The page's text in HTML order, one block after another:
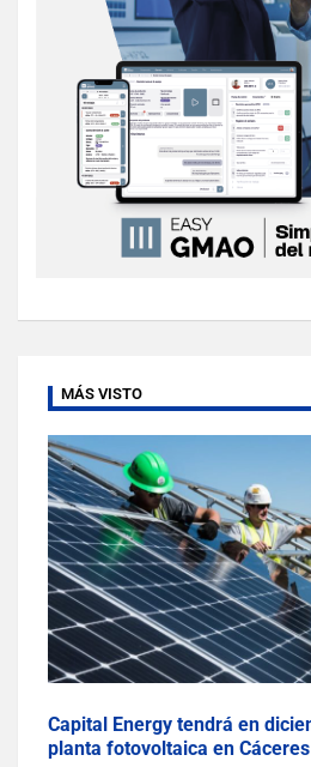
MÁS VISTO
Capital Energy tendrá en
planta fotovoltaica en